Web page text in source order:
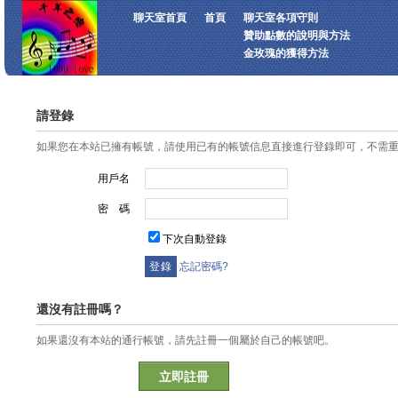
聊天室首頁 首頁
聊天室各項守則
贊助點數的說明與方法
金玫瑰的獲得方法
請登錄
如果您在本站已擁有帳號，請使用已有的帳號信息直接進行登錄即可，不需
用戶名
密 碼
下次自動登錄
忘記密碼?
還沒有註冊嗎？
如果還沒有本站的通行帳號，請先註冊一個屬於自己的帳號吧。
立即註冊